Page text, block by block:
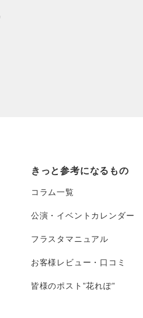
きっと参考になるもの
コラム一覧
公演・イベントカレンダー
フラスタマニュアル
お客様レビュー・口コミ
皆様のポスト”花れぽ”